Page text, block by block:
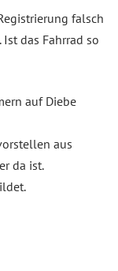
falsch
das Fahrrad so
auf Diebe
aus
da ist.